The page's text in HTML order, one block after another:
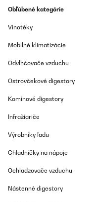
Obľúbené kategórie
Vinotéky
Mobilné klimatizácie
Odvlhčovače vzduchu
Ostrovčekové digestory
Komínové digestory
Infražiariče
Výrobníky ľadu
Chladničky na nápoje
Ochladzovače vzduchu
Nástenné digestory